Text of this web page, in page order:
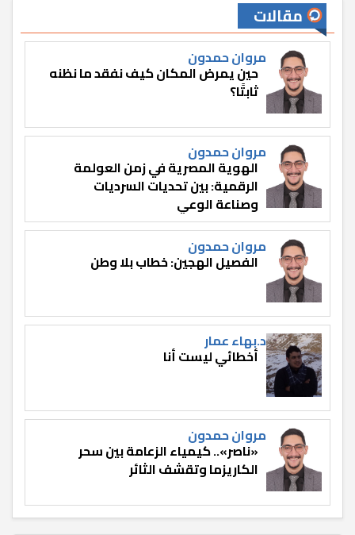
مقالات
مروان حمدون
حين يمرض المكان كيف نفقد ما نظنه
ثابتًا؟
مروان حمدون
الهوية المصرية في زمن العولمة
الرقمية: بين تحديات السرديات
وصناعة الوعي
مروان حمدون
الفصيل الهجين: خطاب بلا وطن
د.بهاء عمار
أخطائي ليست أنا
مروان حمدون
«ناصر».. كيمياء الزعامة بين سحر
الكاريزما وتقشف الثائر